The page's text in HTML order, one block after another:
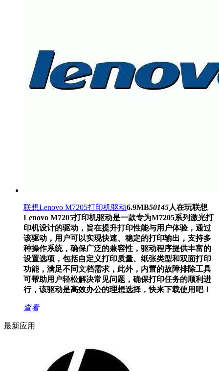
联想Lenovo M7205打印机驱动6.9MB50145人在玩联想
Lenovo M7205打印机驱动是一款专为M7205系列激光打
印机设计的驱动，旨在提升打印性能与用户体验，通过
该驱动，用户可以实现快速、稳定的打印输出，支持多
种操作系统，确保广泛的兼容性，驱动程序提供丰富的
设置选项，包括自定义打印质量、纸张类型和双面打印
功能，满足不同文档需求，此外，内置的故障排除工具
可帮助用户轻松解决常见问题，确保打印任务的顺利进
行，该驱动是高效办公的理想选择，快来下载使用吧！
查看
最新应用